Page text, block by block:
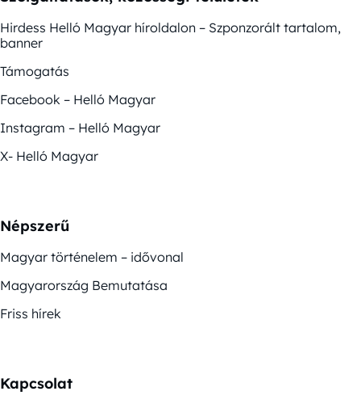
Hirdess Helló Magyar híroldalon – Szponzorált tartalom,
banner
Támogatás
Facebook – Helló Magyar
Instagram – Helló Magyar
X- Helló Magyar
Népszerű
Magyar történelem – idővonal
Magyarország Bemutatása
Friss hírek
Kapcsolat